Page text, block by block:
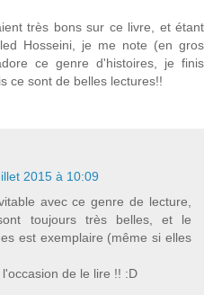
très bons sur ce livre, et étant
Hosseini, je me note (en gros
ce genre d'histoires, je finis
ce sont de belles lectures!!
2015 à 10:09
avec ce genre de lecture,
toujours très belles, et le
est exemplaire (même si elles
de le lire !! :D